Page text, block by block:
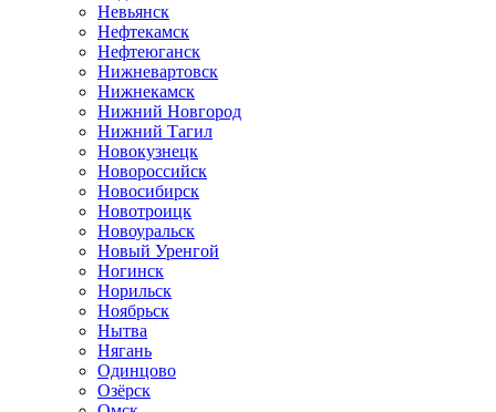
Невьянск
Нефтекамск
Нефтеюганск
Нижневартовск
Нижнекамск
Нижний Новгород
Нижний Тагил
Новокузнецк
Новороссийск
Новосибирск
Новотроицк
Новоуральск
Новый Уренгой
Ногинск
Норильск
Ноябрьск
Нытва
Нягань
Одинцово
Озёрск